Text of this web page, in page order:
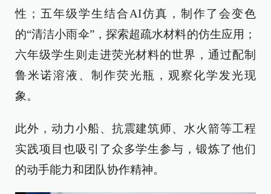
性；五年级学生结合AI仿真，制作了会变色
的“清洁小雨伞”，探索超疏水材料的仿生应用；
六年级学生则走进荧光材料的世界，通过配制
鲁米诺溶液、制作荧光瓶，观察化学发光现
象。
此外，动力小船、抗震建筑师、水火箭等工程
实践项目也吸引了众多学生参与，锻炼了他们
的动手能力和团队协作精神。